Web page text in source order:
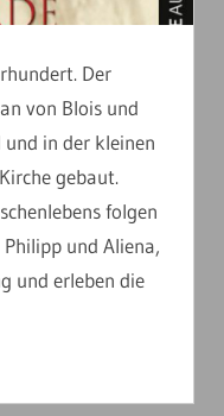
Der
von Blois und
in der kleinen
gebaut.
folgen
und Aliena,
und erleben die